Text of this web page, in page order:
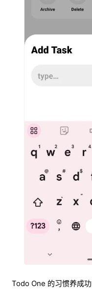
Todo One 的习惯养成